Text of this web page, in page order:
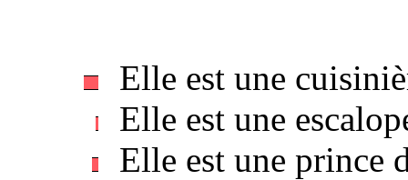
Elle est une
Elle est une
Elle est une prince